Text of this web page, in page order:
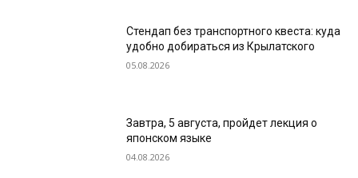
Стендап без транспортного квеста: куда
удобно добираться из Крылатского
05.08.2026
Завтра, 5 августа, пройдет лекция о
японском языке
04.08.2026